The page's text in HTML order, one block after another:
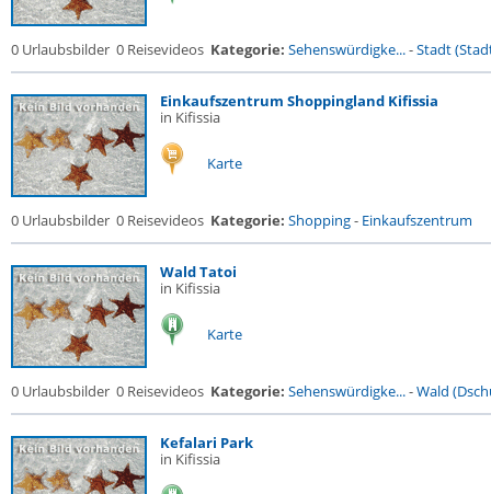
0 Urlaubsbilder 0 Reisevideos Kategorie: Sehenswürdigke...-Stadt
Einkaufszentrum Shoppingland Kifissia
in Kifissia
Karte
0 Urlaubsbilder 0 Reisevideos Kategorie: Shopping- Einkaufszentrum
Wald Tatoi
in Kifissia
Karte
0 Urlaubsbilder 0 Reisevideos Kategorie: Sehenswürdigke...-Wald
Kefalari Park
in Kifissia